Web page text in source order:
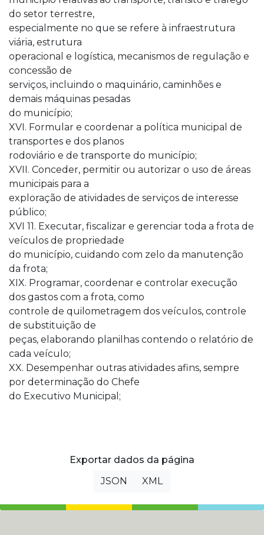
do setor terrestre,
especialmente no que se refere à infraestrutura
viária, estrutura
operacional e logística, mecanismos de regulação e
concessão de
serviços, incluindo o maquinário, caminhões e
demais máquinas pesadas
do município;
XVI. Formular e coordenar a política municipal de
transportes e dos planos
rodoviário e de transporte do município;
XVII. Conceder, permitir ou autorizar o uso de áreas
municipais para a
exploração de atividades de serviços de interesse
público;
XVI 11. Executar, fiscalizar e gerenciar toda a frota de
veículos de propriedade
do município, cuidando com zelo da manutenção
da frota;
XIX. Programar, coordenar e controlar execução
dos gastos com a frota, como
controle de quilometragem dos veículos, controle
de substituição de
peças, elaborando planilhas contendo o relatório de
cada veículo;
XX. Desempenhar outras atividades afins, sempre
por determinação do Chefe
do Executivo Municipal;
Exportar dados da página
JSON
XML